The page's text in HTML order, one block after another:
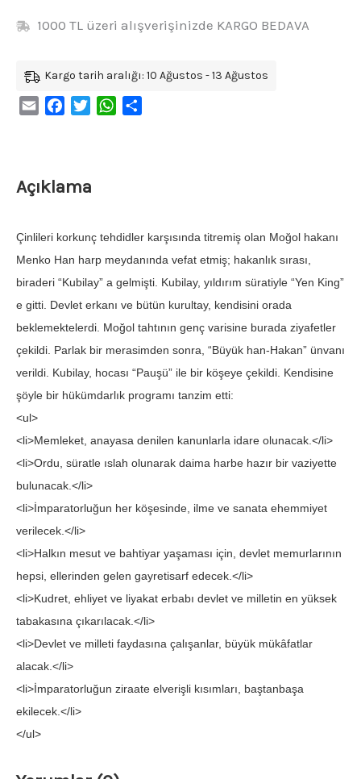
1000 TL üzeri alışverişinizde KARGO BEDAVA
Kargo tarih aralığı: 10 Ağustos - 13 Ağustos
Email FacebookTwitterWhatsApp
Açıklama
Çinlileri korkunç tehdidler karşısında titremiş olan Moğol hakanı
Menko Han harp meydanında vefat etmiş; hakanlık sırası,
biraderi “Kubilay” a gelmişti. Kubilay, yıldırım süratiyle “Yen King”
e gitti. Devlet erkanı ve bütün kurultay, kendisini orada
beklemektelerdi. Moğol tahtının genç varisine burada ziyafetler
çekildi. Parlak bir merasimden sonra, “Büyük han-Hakan” ünvanı
verildi. Kubilay, hocası “Pauşü” ile bir köşeye çekildi. Kendisine
şöyle bir hükümdarlık programı tanzim etti:
<ul>
<li>Memleket, anayasa denilen kanunlarla idare olunacak.</li>
<li>Ordu, süratle ıslah olunarak daima harbe hazır bir vaziyette
bulunacak.</li>
<li>İmparatorluğun her köşesinde, ilme ve sanata ehemmiyet
verilecek.</li>
<li>Halkın mesut ve bahtiyar yaşaması için, devlet memurlarının
hepsi, ellerinden gelen gayretisarf edecek.</li>
<li>Kudret, ehliyet ve liyakat erbabı devlet ve milletin en yüksek
tabakasına çıkarılacak.</li>
<li>Devlet ve milleti faydasına çalışanlar, büyük mükâfatlar
alacak.</li>
<li>İmparatorluğun ziraate elverişli kısımları, baştanbaşa
ekilecek.</li>
</ul>